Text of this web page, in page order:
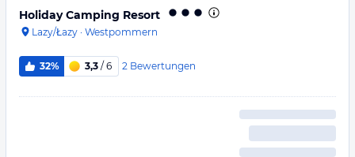
Holiday Camping Resort
Lazy/Łazy · Westpommern
32% 3,3 / 6 2 Bewertungen